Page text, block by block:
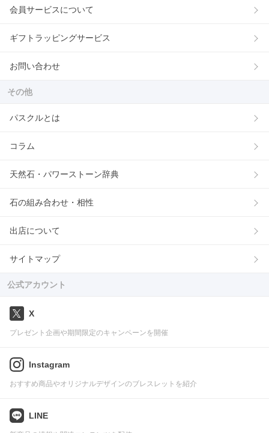
会員サービスについて
ギフトラッピングサービス
お問い合わせ
その他
パスクルとは
コラム
天然石・パワーストーン辞典
石の組み合わせ・相性
出店について
サイトマップ
公式アカウント
X
プレゼント企画や期間限定のキャンペーンを開催
Instagram
おすすめ商品やオリジナルデザインのブレスレットを紹介
LINE